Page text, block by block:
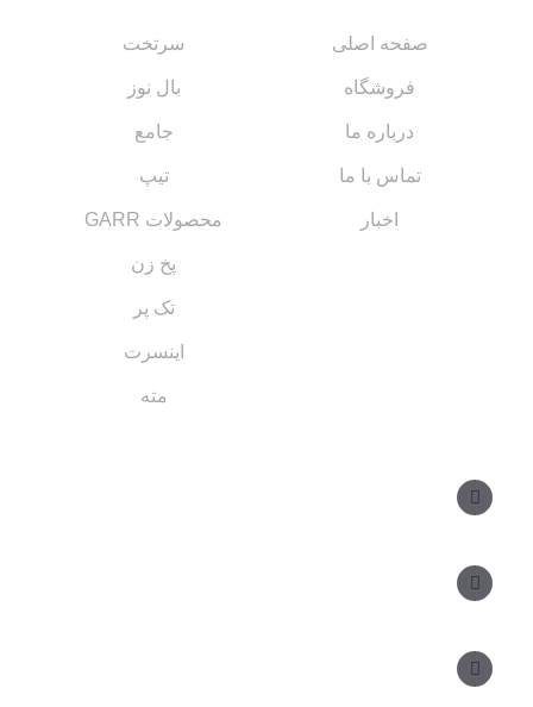
صفحه اصلی
فروشگاه
درباره ما
تماس با ما
اخبار
سرتخت
بال نوز
جامع
تیپ
محصولات GARR
پخ زن
تک پر
اینسرت
مته